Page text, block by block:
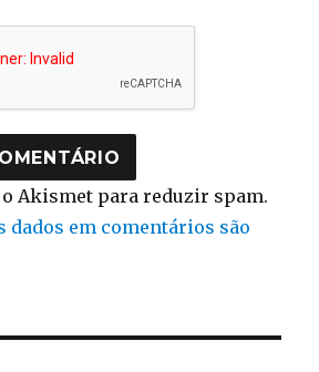
Akismet para reduzir spam.
dados em comentários são